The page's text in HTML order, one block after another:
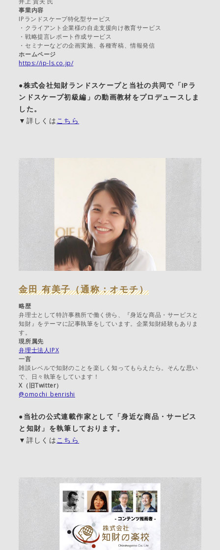
事業内容
IPランドスケープ特化型サービス
・クライアント企業様の自走支援向け教育サービス
・戦略提言レポート作成サービス
・セミナーなどの企画実施、各種寄稿、情報発信
ホームページ
https://ip-ls.co.jp/
●株式会社知財ランドスケープと当社の共同で「IPラ
ンドスケープ初級編」の動画教材をプロデュースしま
した。
▼詳しくはこちら
金田 有美子（通称：オモチ）
略歴
弁理士として特許事務所で働く傍ら、『身近な商品・サービスと
知財』をテーマに記事執筆をしています。企業知財経験もありま
す。
現所属先
弁理士法人IPX
一言
雑談レベルで知財のことを楽しく知ってもらえたら。そんな思い
で、日々執筆をしています！
X（旧Twitter）
@omochi_benrishi
●当社の公式連載作家として「身近な商品・サービス
と知財」を執筆しております。
▼詳しくはこちら